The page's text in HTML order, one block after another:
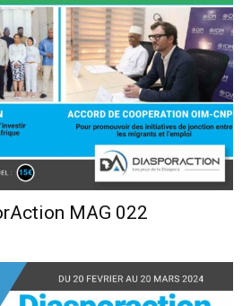
MAG 022